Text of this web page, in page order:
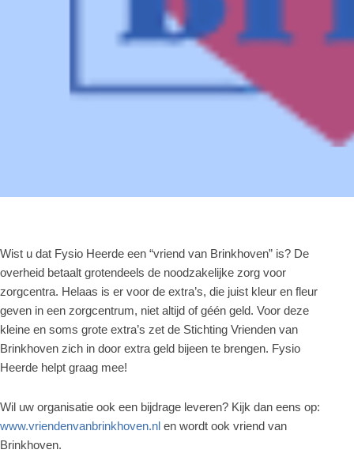
Wist u dat Fysio Heerde een “vriend van Brinkhoven” is? De
overheid betaalt grotendeels de noodzakelijke zorg voor
zorgcentra. Helaas is er voor de extra’s, die juist kleur en fleur
geven in een zorgcentrum, niet altijd of géén geld. Voor deze
kleine en soms grote extra’s zet de Stichting Vrienden van
Brinkhoven zich in door extra geld bijeen te brengen. Fysio
Heerde helpt graag mee!
Wil uw organisatie ook een bijdrage leveren? Kijk dan eens op:
www.vriendenvanbrinkhoven.nl en wordt ook vriend van
Brinkhoven.